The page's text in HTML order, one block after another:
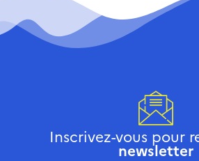
Inscrivez-vous pour
newsletter